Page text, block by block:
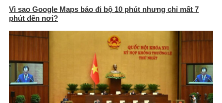
Vì sao Google Maps báo đi bộ 10 phút nhưng chỉ mất 7
phút đến nơi?